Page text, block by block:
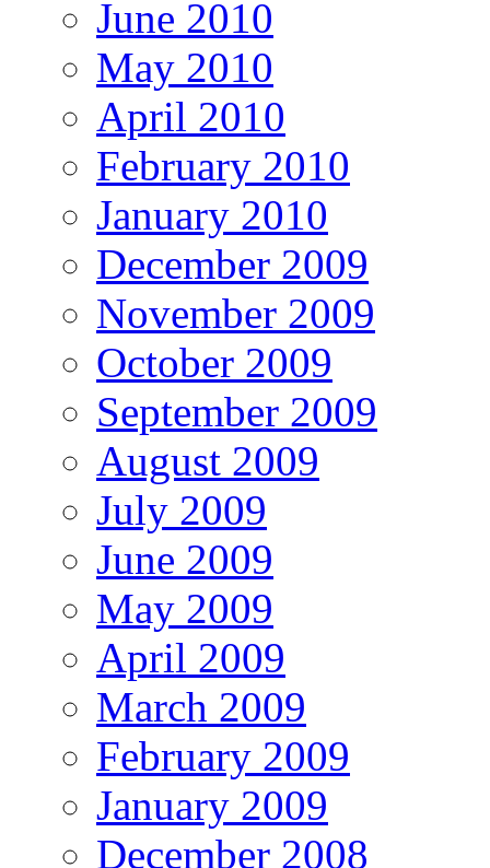
June 2010
May 2010
April 2010
February 2010
January 2010
December 2009
November 2009
October 2009
September 2009
August 2009
July 2009
June 2009
May 2009
April 2009
March 2009
February 2009
January 2009
December 2008